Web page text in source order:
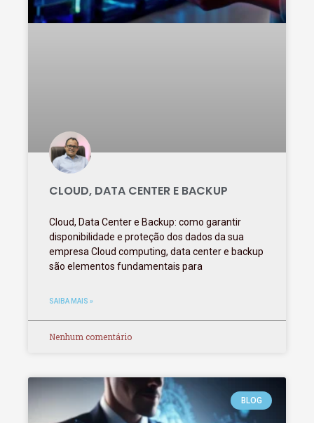
CLOUD, DATA CENTER E BACKUP
Cloud, Data Center e Backup: como garantir
disponibilidade e proteção dos dados da sua
empresa Cloud computing, data center e backup
são elementos fundamentais para
SAIBA MAIS »
Nenhum comentário
BLOG